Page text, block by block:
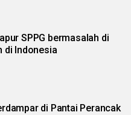
SPPG bermasalah di
di Indonesia
di Pantai Perancak